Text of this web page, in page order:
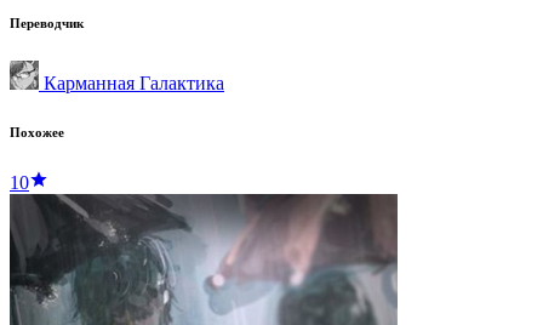
Переводчик
Карманная Галактика
Похожее
10